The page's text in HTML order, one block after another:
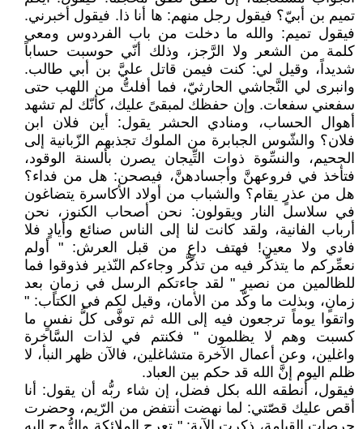
تميم بن أبيّ؟ فيقول رجل منهم: ها أنا ذا. فيقول أخبرني.
فيقول تميم: والله ما دخلت من باب الفردوس ومعي
كلمة من الشعر ولا الرَّجز، وذلك أنّي حوسبت حساباً
شديداً، وقيل لي: كنت فيمن قاتل عليَّ بن أبي طالب.
وانبرى لي النَّجاشي الحارثيّ، فما أفلتُّ من اللهب حتى
سفعني سفعات. وإن حفظك لمبقىً عليك، كأنّك لم تشهد
أهوال الحساب، ومنادي الحشر يقول: أين فلان ابن
فلان؟ والشّوس الجبابرة من الملوك تجذبهم الزّبانية إلى
الجحيم، والنسِّوة ذوات التِّيجان يصرن بألسنة الوقود،
فتأخذ في فروعهنَّ وأجسادهنَّ، فيصحن: هل من فداء؟
هل من عذرٍ يقام؟ والشباب من أولاد الأكاسرة يتضاغون
في سلاسل النار ويقولون: نحن أصحاب الكنوز، نحن
أرباب الفانية، ولقد كانت لنا إلى الناس صنائع وأيادٍ فلا
فادي ولا معين! فهتف داعٍ من قبل العرش: " أولم
نعمِّركم ما يتذكّر فيه من تذكَّر وجاءكم النّذير فذوقوا فما
للظالمين من نصير " لقد جاءتكم الرسل في زمانٍ بعد
زمانٍ، وبذلت ما وكّد من الأمان، وقيل لكم في الكتاب: "
واتقوا يوماً ترجعون فيه إلى الله ثم توفَّى كلُّ نفسٍ ما
كسبت وهم لا يظلمون " فكنتم في لذات السَّاخرة
واغلين، وعن أعمال الآخرة متشاغلين، فالآن ظهر النبأ، لا
ظلم اليوم إنَّ الله قد حكم بين العباد.
فيقول، أنطقه الله بكل فضل، إن شاء ربُّه أن يقول: أنا
أقص عليك قصّتي: لما نهضت أنتفض من الرّيم، وحضرت